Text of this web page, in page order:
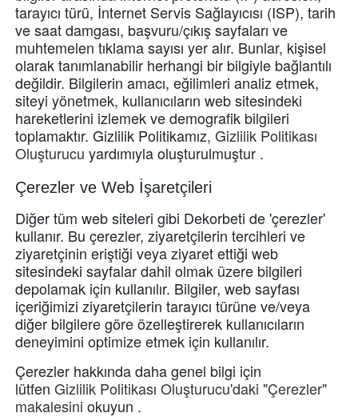
tarayıcı türü, İnternet Servis Sağlayıcısı (ISP), tarih
ve saat damgası, başvuru/çıkış sayfaları ve
muhtemelen tıklama sayısı yer alır. Bunlar, kişisel
olarak tanımlanabilir herhangi bir bilgiyle bağlantılı
değildir. Bilgilerin amacı, eğilimleri analiz etmek,
siteyi yönetmek, kullanıcıların web sitesindeki
hareketlerini izlemek ve demografik bilgileri
toplamaktır. Gizlilik Politikamız, Gizlilik Politikası
Oluşturucu yardımıyla oluşturulmuştur .
Çerezler ve Web İşaretçileri
Diğer tüm web siteleri gibi Dekorbeti de 'çerezler'
kullanır. Bu çerezler, ziyaretçilerin tercihleri ​​ve
ziyaretçinin eriştiği veya ziyaret ettiği web
sitesindeki sayfalar dahil olmak üzere bilgileri
depolamak için kullanılır. Bilgiler, web sayfası
içeriğimizi ziyaretçilerin tarayıcı türüne ve/veya
diğer bilgilere göre özelleştirerek kullanıcıların
deneyimini optimize etmek için kullanılır.
Çerezler hakkında daha genel bilgi için
lütfen Gizlilik Politikası Oluşturucu'daki "Çerezler"
makalesini okuyun .